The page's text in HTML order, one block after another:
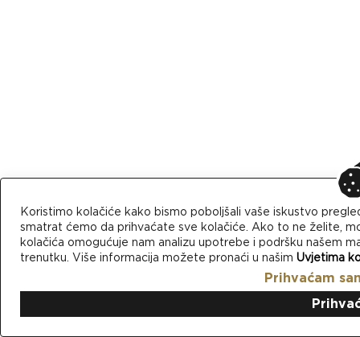
Koristimo kolačiće kako bismo poboljšali vaše iskustvo
smatrat ćemo da prihvaćate sve kolačiće. Ako to ne želite,
kolačića omogućuje nam analizu upotrebe i podršku našem
trenutku. Više informacija možete pronaći u našim Uvjetima
Prihvaćam